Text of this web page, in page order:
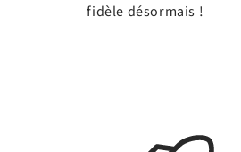
fidèle désormais !